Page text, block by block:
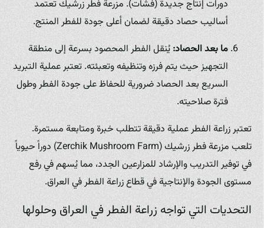
دورات إنتاج جديدة (فشات). مزرعة فطر زرشيك تعتمد
أساليب حصاد دقيقة لضمان أعلى جودة للفطر المنتج.
ما بعد الحصاد:يُنقل الفطر المحصود بسرعة إلى منطقة
التجهيز حيث يتم فرزه وتنظيفه وتعبئته. تعتبر عملية التبريد
السريع بعد الحصاد ضرورية للحفاظ على جودة الفطر وطول
فترة صلاحيته.
تعتبر زراعة الفطر عملية دقيقة تتطلب خبرة ومتابعة مستمرة.
تلعب مزرعة فطر زرشيك (Zerchik Mushroom Farm) دوراً حيوياً
في توفير التدريب والإرشاد للمزارعين الجدد، مما يُسهم في رفع
مستوى الجودة والإنتاجية في قطاع زراعة الفطر في العراق.
التحديات التي تواجه زراعة الفطر في العراق وحلولها